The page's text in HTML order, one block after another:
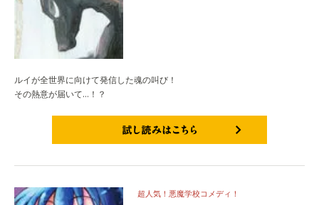
ルイが全世界に向けて発信した魂の叫び！
その熱意が届いて…！？
超人気！悪魔学校コメディ！